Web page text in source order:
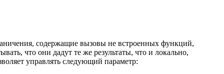
содержащие вызовы не встроенных функций,
что они дадут те же результаты, что и локально,
управлять следующий параметр: